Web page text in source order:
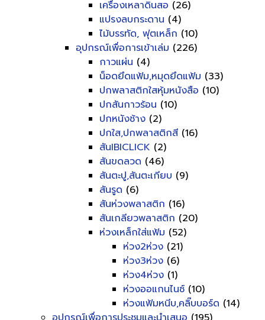
เครื่องเหลาดินสอ (26)
แปรงลบกระดาน (4)
ไม้บรรทัด, ฟุตเหล็ก (10)
อุปกรณ์เพื่อการเข้าเล่ม (226)
กาวแผ่น (4)
น็อดยึดแฟ้ม,หมุดยึดแฟ้ม (33)
ปกพลาสติกใสหุ้มหนังสือ (10)
ปกสันกาวร้อน (10)
ปกหนังช้าง (2)
ปกใส,ปกพลาสติกสี (16)
สันIBICLICK (2)
สันขดลวด (46)
สันตะปู,สันตะเกียบ (9)
สันรูด (6)
สันห่วงพลาสติก (16)
สันเกลียวพลาสติก (20)
ห่วงเหล็กใส่แฟ้ม (52)
ห่วง2ห่วง (21)
ห่วง3ห่วง (6)
ห่วง4ห่วง (1)
ห่วงออแกนไนซ์ (10)
ห่วงแฟ้มหนีบ,คลิ๊บบอร์ด (14)